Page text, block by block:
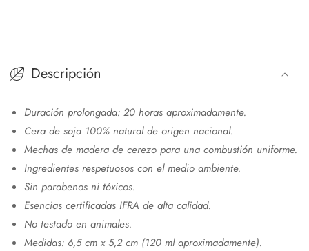
Descripción
Duración prolongada: 20 horas aproximadamente.
Cera de soja 100% natural de origen nacional.
Mechas de madera de cerezo para una combustión uniforme.
Ingredientes respetuosos con el medio ambiente.
Sin parabenos ni tóxicos.
Esencias certificadas IFRA de alta calidad.
No testado en animales.
Medidas: 6,5 cm x 5,2 cm (120 ml aproximadamente).